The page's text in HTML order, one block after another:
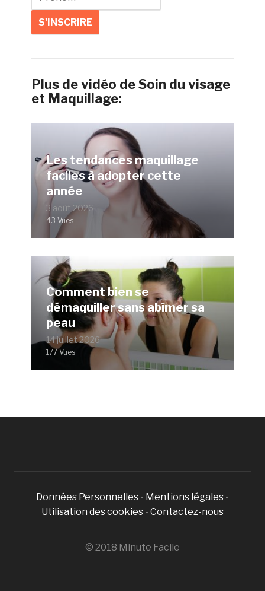
Plus de vidéo de Soin du visage
et Maquillage:
Les tendances maquillage
faciles à adopter cette
année
3 août 2026
43 Vues
Comment bien se
démaquiller sans abîmer sa
peau
14 juillet 2026
177 Vues
Données Personnelles - Mentions légales -
Utilisation des cookies - Contactez-nous
© 2018 Minute Facile